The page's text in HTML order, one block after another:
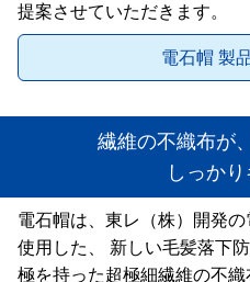
提案させていただきます。
電石帽 製
繊維の不織布が
しっか
電石帽は、東レ（株）開発の
使用した、 新しい毛髪落下
極を持った超極細繊維の不